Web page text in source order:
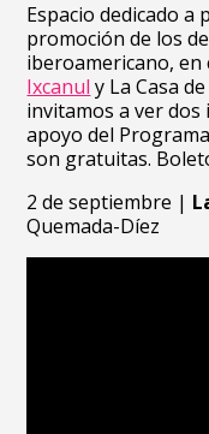
Espacio dedicado
promoción de los
iberoamericano, en
Ixcanul y La Casa
invitamos a ver
apoyo del
son gratuitas.
2 de septiembre |
Quemada-Díez